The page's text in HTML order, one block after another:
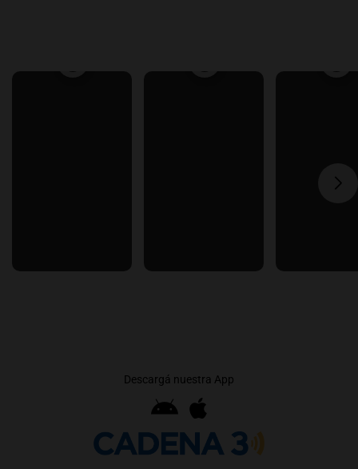
Descargá nuestra App